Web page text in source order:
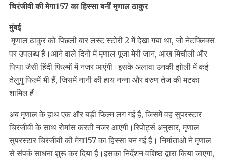
चिरंजीवी की मेगा157 का हिस्सा बनीं मृणाल ठाकुर
मुंबई
मृणाल ठाकुर को पिछली बार लस्ट स्टोरी 2 में देखा गया था, जो नेटफ्लिक्स
पर उपलब्ध है।आने वाले दिनों में मृणाल पूजा मेरी जान, आंख मिचौली और
पिप्पा जैसी हिंदी फिल्मों में नजर आएंगी।इसके अलावा उनकी झोली में कई
तेलुगु फिल्में भी हैं, जिसमें नानी की हाय नन्ना और वरुण तेज की मटका
शामिल हैं।
अब मृणाल के हाथ एक और बड़ी फिल्म लग गई है, जिसमें वह सुपरस्टार
चिरंजीवी के साथ रोमांस करती नजर आएंगी।रिपोर्ट्स अनुसार, मृणाल
सुपरस्टार चिरंजीवी की मेगा157 का हिस्सा बन गई हैं। निर्माताओं ने मृणाल
से संपर्क साधना शुरू कर दिया है।इसका निर्देशन वशिष्ठ द्वारा किया जाएगा,